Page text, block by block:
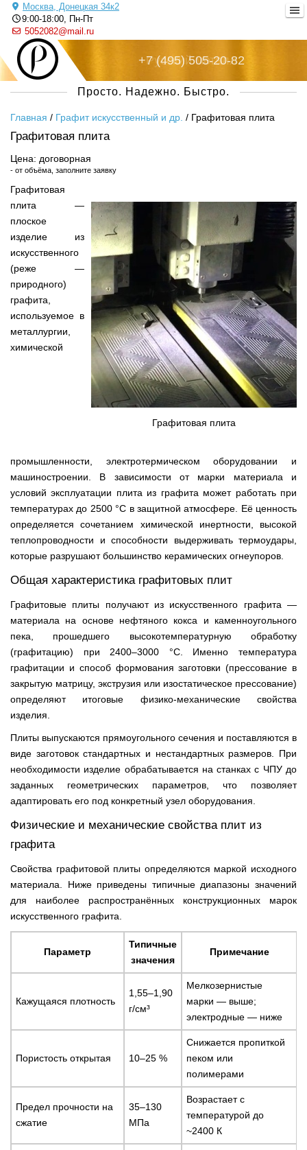
Москва, Донецкая 34к2
9:00-18:00, Пн-Пт
5052082@mail.ru
Русский металл
+7 (495) 505-20-82
Просто. Надежно. Быстро.
Главная / Графит искусственный и др. / Графитовая плита
Графитовая плита
Цена: договорная
- от объёма, заполните заявку
Графитовая плита
Графитовая
плита —
плоское
изделие из
искусственного
(реже —
природного)
графита,
используемое в
металлургии,
химической
промышленности, электротермическом оборудовании и
машиностроении. В зависимости от марки материала и
условий эксплуатации плита из графита может работать при
температурах до 2500 °C в защитной атмосфере. Её ценность
определяется сочетанием химической инертности, высокой
теплопроводности и способности выдерживать термоудары,
которые разрушают большинство керамических огнеупоров.
Общая характеристика графитовых плит
Графитовые плиты получают из искусственного графита —
материала на основе нефтяного кокса и каменноугольного
пека, прошедшего высокотемпературную обработку
(графитацию) при 2400–3000 °C. Именно температура
графитации и способ формования заготовки (прессование в
закрытую матрицу, экструзия или изостатическое прессование)
определяют итоговые физико-механические свойства
изделия.
Плиты выпускаются прямоугольного сечения и поставляются в
виде заготовок стандартных и нестандартных размеров. При
необходимости изделие обрабатывается на станках с ЧПУ до
заданных геометрических параметров, что позволяет
адаптировать его под конкретный узел оборудования.
Физические и механические свойства плит из
графита
Свойства графитовой плиты определяются маркой исходного
материала. Ниже приведены типичные диапазоны значений
для наиболее распространённых конструкционных марок
искусственного графита.
Параметр
Типичные
значения
Примечание
Кажущаяся плотность
1,55–1,90
г/см³
Мелкозернистые
марки — выше;
электродные — ниже
Пористость открытая 10–25 %
Снижается пропиткой
пеком или
полимерами
Предел прочности на
сжатие
35–130
МПа
Возрастает с
температурой до
~2400 К